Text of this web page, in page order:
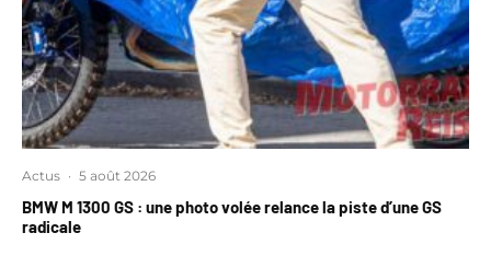
Actus · 5 août 2026
BMW M 1300 GS : une photo volée relance la piste d’une GS
radicale